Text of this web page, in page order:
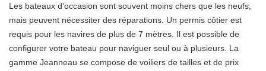
Les bateaux d’occasion sont souvent moins chers que les neufs,
mais peuvent nécessiter des réparations. Un permis côtier est
requis pour les navires de plus de 7 mètres. Il est possible de
configurer votre bateau pour naviguer seul ou à plusieurs. La
gamme Jeanneau se compose de voiliers de tailles et de prix